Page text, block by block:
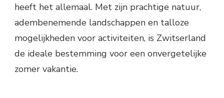
heeft het allemaal. Met zijn prachtige natuur,
adembenemende landschappen en talloze
mogelijkheden voor activiteiten, is Zwitserland
de ideale bestemming voor een onvergetelijke
zomer vakantie.